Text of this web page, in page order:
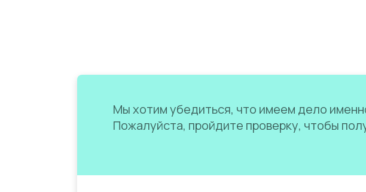
Мы хотим убедиться, что имеем дело
Пожалуйста, пройдите проверку, чтобы